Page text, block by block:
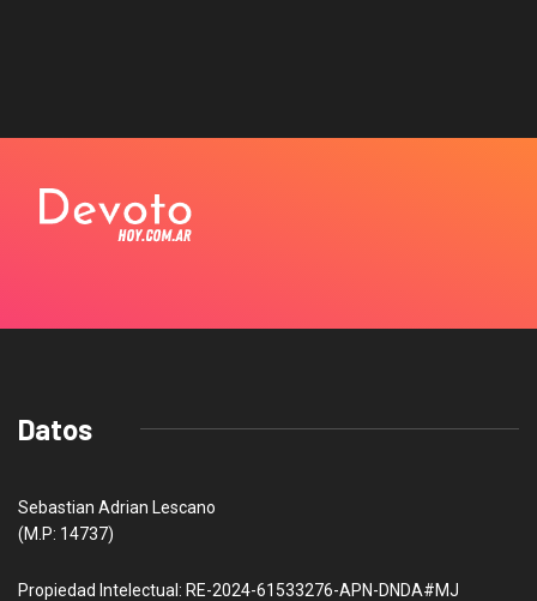
Datos
Sebastian Adrian Lescano
(M.P: 14737)
Propiedad Intelectual: RE-2024-61533276-APN-DNDA#MJ